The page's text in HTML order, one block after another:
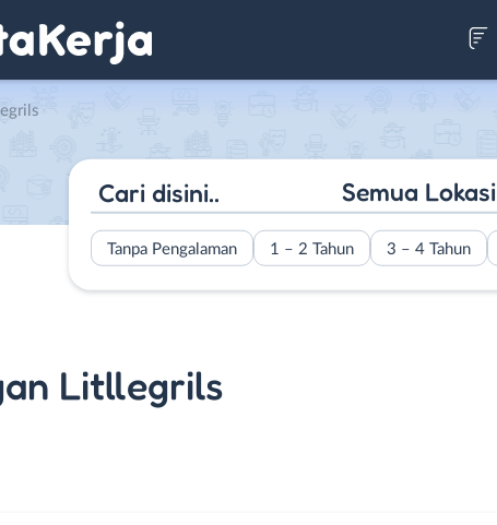
Semua Lokasi
Tanpa Pengalaman 1 – 2 Tahun 3 – 4 Tahun
Litllegrils